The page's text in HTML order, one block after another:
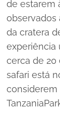
de estarem
observados
da cratera
experiência
cerca de 20
safari está
considerem